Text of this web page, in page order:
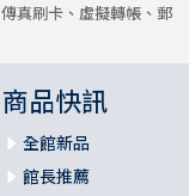
傳真刷卡、虛擬轉帳、郵
商品快訊
全館新品
館長推薦